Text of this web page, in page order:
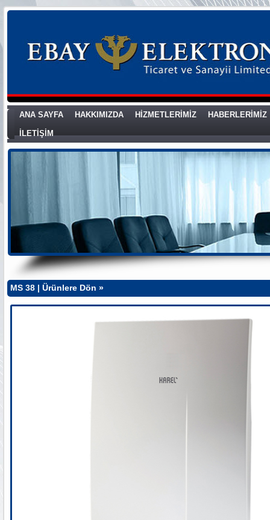
ANA SAYFA HAKKIMIZDA HİZMETLERİMİZ HABERLERİMİZ
İLETİŞİM
MS 38 | Ürünlere Dön »